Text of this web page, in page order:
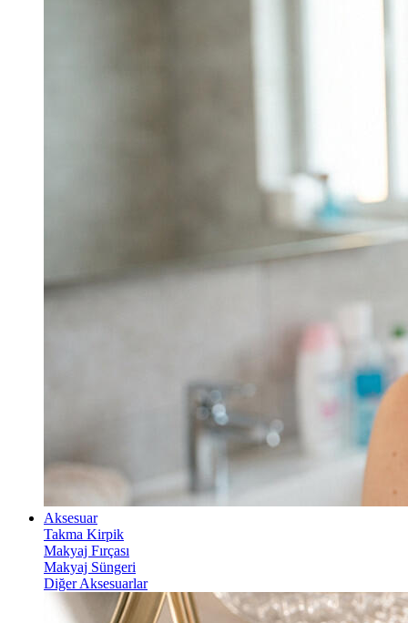
Aksesuar
Takma Kirpik
Makyaj Fırçası
Makyaj Süngeri
Diğer Aksesuarlar